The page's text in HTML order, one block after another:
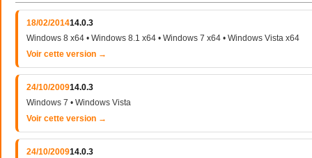
18/02/201414.0.3
Windows 8 x64 • Windows 8.1 x64 • Windows 7 x64 • Windows Vista x64
Voir cette version →
24/10/200914.0.3
Windows 7 • Windows Vista
Voir cette version →
24/10/200914.0.3